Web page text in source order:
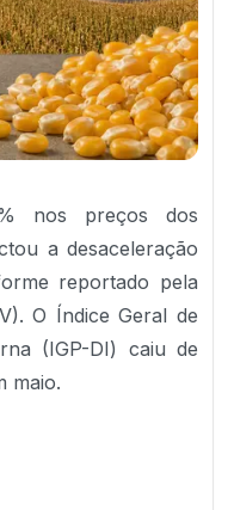
nos preços dos
a desaceleração
reportado pela
O Índice Geral de
(IGP-DI) caiu de
maio.